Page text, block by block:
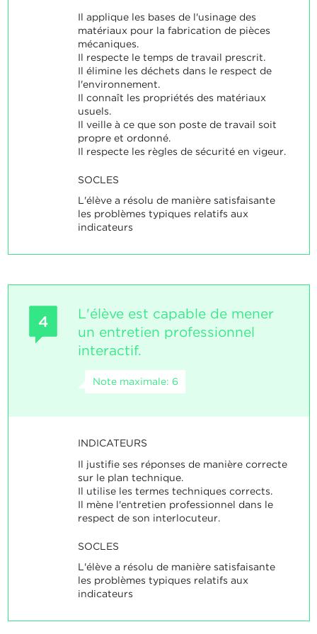
Il applique les bases de l'usinage des
matériaux pour la fabrication de pièces
mécaniques.
Il respecte le temps de travail prescrit.
Il élimine les déchets dans le respect de
l'environnement.
Il connaît les propriétés des matériaux
usuels.
Il veille à ce que son poste de travail soit
propre et ordonné.
Il respecte les règles de sécurité en vigeur.
SOCLES
L'élève a résolu de manière satisfaisante
les problèmes typiques relatifs aux
indicateurs
4
L'élève est capable de mener
un entretien professionnel
interactif.
Note maximale: 6
INDICATEURS
Il justifie ses réponses de manière correcte
sur le plan technique.
Il utilise les termes techniques corrects.
Il mène l'entretien professionnel dans le
respect de son interlocuteur.
SOCLES
L'élève a résolu de manière satisfaisante
les problèmes typiques relatifs aux
indicateurs